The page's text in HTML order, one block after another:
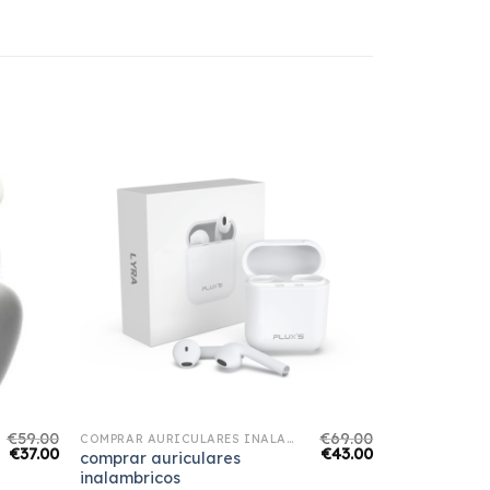
€59.00
€37.00
COMPRAR AURICULARES INALAMBRICOS
comprar auriculares
inalambricos
€69.00
€43.00